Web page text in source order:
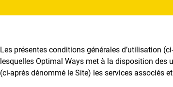
Les présentes conditions générales d’utilisation
lesquelles Optimal Ways met à la disposition
(ci-après dénommé le Site) les services associés